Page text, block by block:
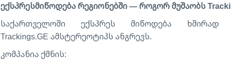
ექსპრესმიწოდება რეგიონებში — როგორ მუშაობს
საქართველოში ექსპრეს მიწოდება
Trackings.GE ამსტერეოტიპს ანგრევს.
კომპანია ქმნის: